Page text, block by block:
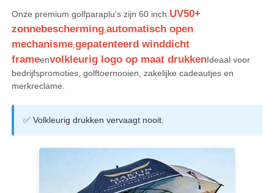
Onze premium golfparaplu's zijn 60 inch. UV50+
zonnebescherming ,automatisch open
mechanisme ,gepatenteerd winddicht
frameenvolkleurig logo op maat drukkenIdeaal voor
bedrijfspromoties, golftoernooien, zakelijke cadeautjes en
merkreclame.
✅ Volkleurig drukken vervaagt nooit.